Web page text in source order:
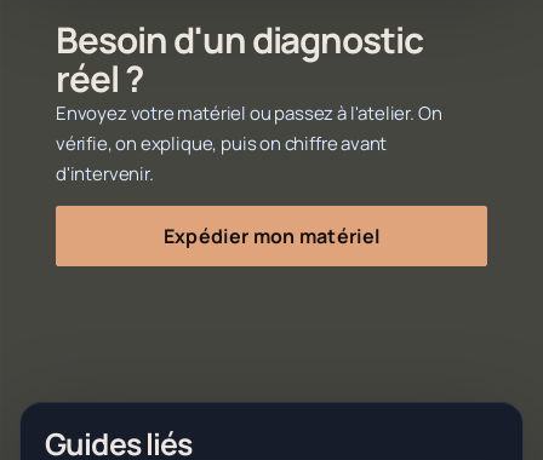
Besoin d'un diagnostic
réel ?
Envoyez votre matériel ou passez à l'atelier. On
vérifie, on explique, puis on chiffre avant
d'intervenir.
Expédier mon matériel
Guides liés